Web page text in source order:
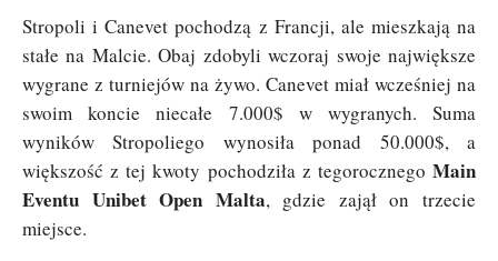
Stropoli i Canevet pochodzą z Francji, ale mieszkają na
stałe na Malcie. Obaj zdobyli wczoraj swoje największe
wygrane z turniejów na żywo. Canevet miał wcześniej na
swoim koncie niecałe 7.000$ w wygranych. Suma
wyników Stropoliego wynosiła ponad 50.000$, a
większość z tej kwoty pochodziła z tegorocznego Main
Eventu Unibet Open Malta, gdzie zajął on trzecie
miejsce.